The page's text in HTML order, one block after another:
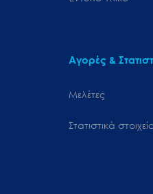
Αγορές &
Μελέτες
Στατιστικά